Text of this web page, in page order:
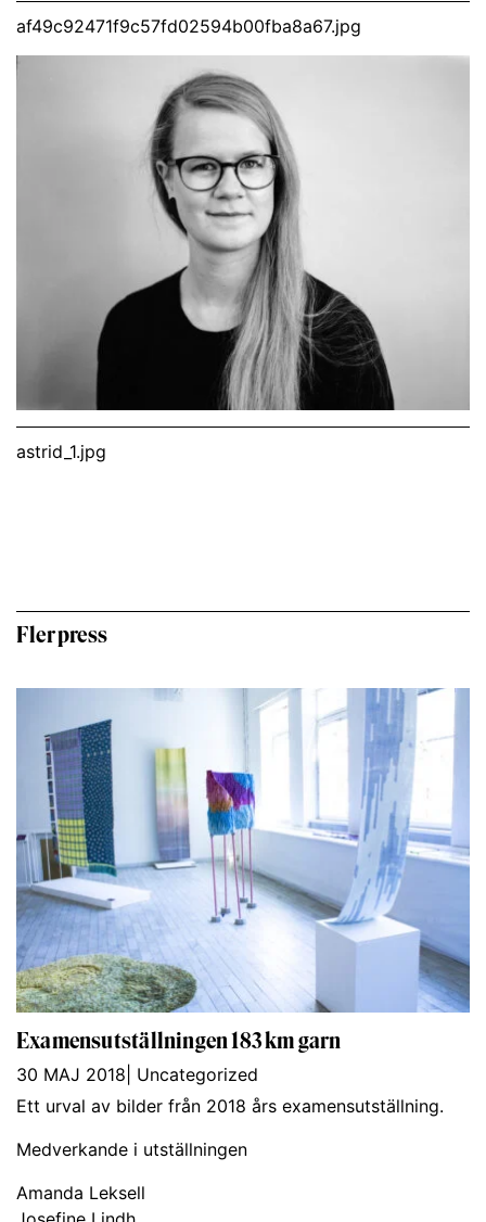
af49c92471f9c57fd02594b00fba8a67.jpg
astrid_1.jpg
Fler press
Examensutställningen 183 km garn
30 MAJ 2018 Uncategorized
Ett urval av bilder från 2018 års examensutställning.
Medverkande i utställningen
Amanda Leksell